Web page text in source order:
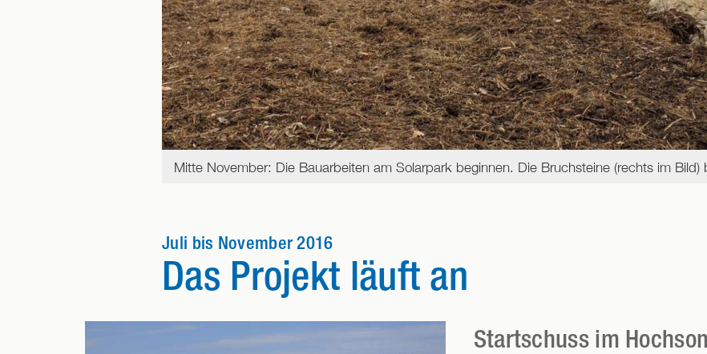
Mitte November: Die Bauarbeiten am Solarpark beginnen. Die Bruchsteine (rechts im Bild)
Juli bis November 2016
Das Projekt läuft an
Startschuss im